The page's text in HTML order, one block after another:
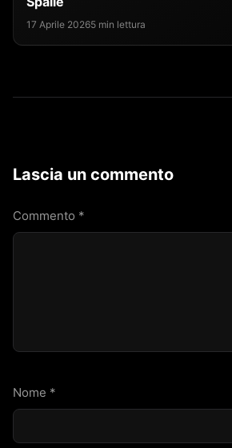
17 Aprile 20265 min lettura
Lascia un commento
Commento *
Nome *